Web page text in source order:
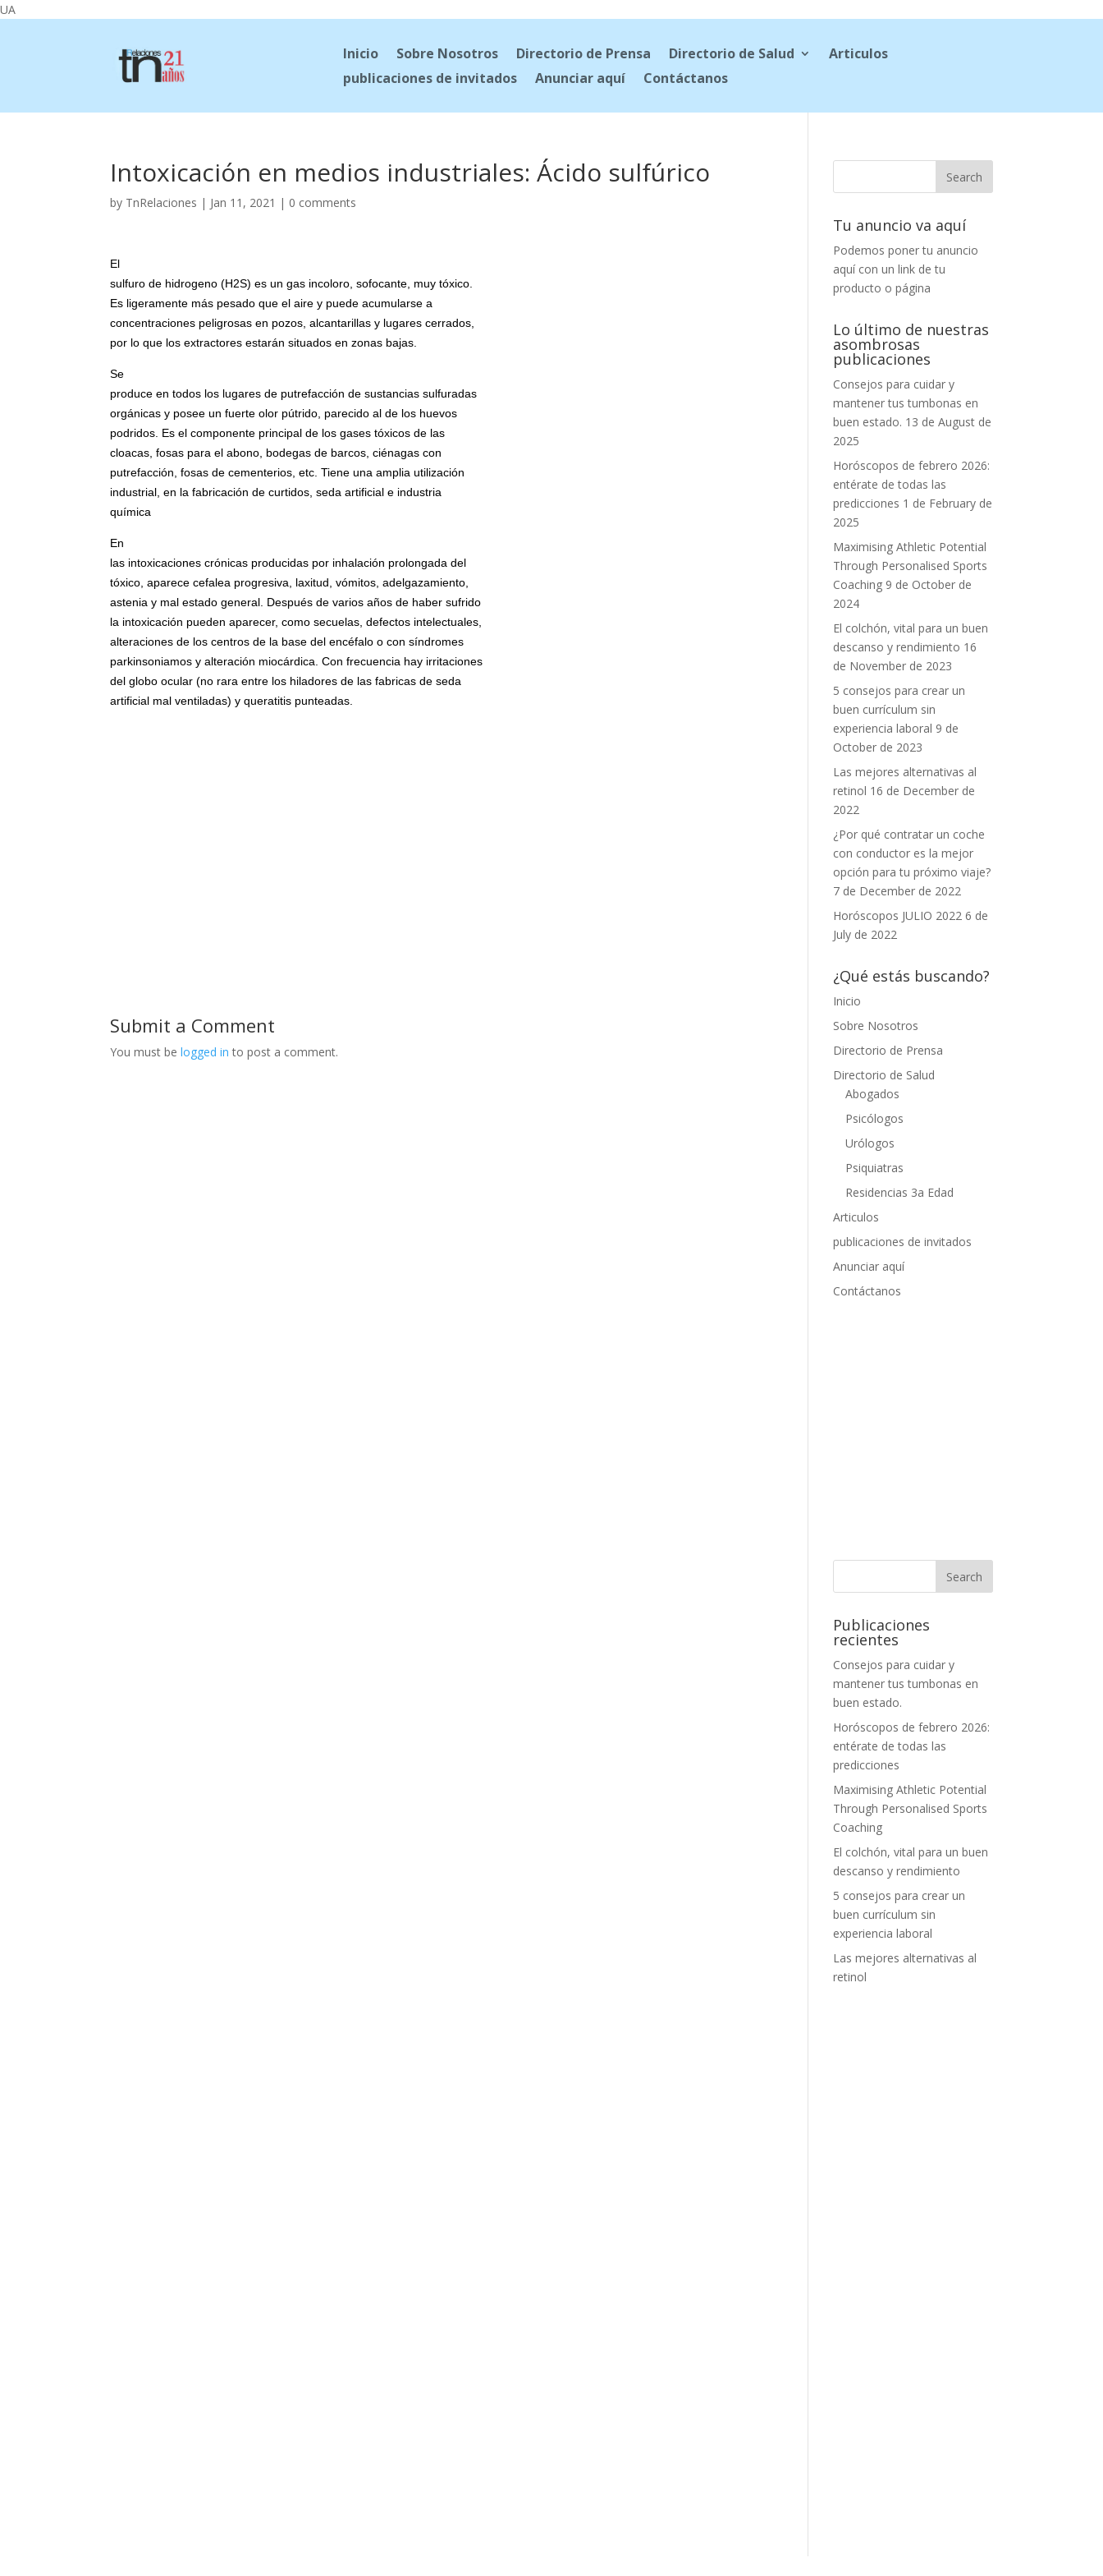
UA
Inicio Sobre Nosotros Directorio de Prensa Directorio de Salud
Articulos
publicaciones de invitados
Anunciar aquí Contáctanos
Intoxicación en medios industriales: Ácido sulfúrico
by TnRelaciones | Jan 11, 2021 | 0 comments
El
sulfuro de hidrogeno (H2S) es un gas incoloro, sofocante, muy tóxico.
Es ligeramente más pesado que el aire y puede acumularse a
concentraciones peligrosas en pozos, alcantarillas y lugares cerrados,
por lo que los extractores estarán situados en zonas bajas.
Se
produce en todos los lugares de putrefacción de sustancias sulfuradas
orgánicas y posee un fuerte olor pútrido, parecido al de los huevos
podridos. Es el componente principal de los gases tóxicos de las
cloacas, fosas para el abono, bodegas de barcos, ciénagas con
putrefacción, fosas de cementerios, etc. Tiene una amplia utilización
industrial, en la fabricación de curtidos, seda artificial e industria
química
En
las intoxicaciones crónicas producidas por inhalación prolongada del
tóxico, aparece cefalea progresiva, laxitud, vómitos, adelgazamiento,
astenia y mal estado general. Después de varios años de haber sufrido
la intoxicación pueden aparecer, como secuelas, defectos intelectuales,
alteraciones de los centros de la base del encéfalo o con síndromes
parkinsoniamos y alteración miocárdica. Con frecuencia hay irritaciones
del globo ocular (no rara entre los hiladores de las fabricas de seda
artificial mal ventiladas) y queratitis punteadas.
Submit a Comment
You must belogged in to post a comment.
Tu anuncio va aquí
Podemos poner tu anuncio
aquí con un link de tu
producto o página
Lo último de nuestras
asombrosas
publicaciones
Consejos para cuidar y
mantener tus tumbonas en
buen estado. 13 de August de
2025
Horóscopos de febrero 2026:
entérate de todas las
predicciones 1 de February de
2025
Maximising Athletic Potential
Through Personalised Sports
Coaching 9 de October de
2024
El colchón, vital para un buen
descanso y rendimiento 16
de November de 2023
5 consejos para crear un
buen currículum sin
experiencia laboral 9 de
October de 2023
Las mejores alternativas al
retinol 16 de December de
2022
¿Por qué contratar un coche
con conductor es la mejor
opción para tu próximo viaje?
7 de December de 2022
Horóscopos JULIO 2022 6 de
July de 2022
¿Qué estás buscando?
Inicio
Sobre Nosotros
Directorio de Prensa
Directorio de Salud
Abogados
Psicólogos
Urólogos
Psiquiatras
Residencias 3a Edad
Articulos
publicaciones de invitados
Anunciar aquí
Contáctanos
Publicaciones
recientes
Consejos para cuidar y
mantener tus tumbonas en
buen estado.
Horóscopos de febrero 2026:
entérate de todas las
predicciones
Maximising Athletic Potential
Through Personalised Sports
Coaching
El colchón, vital para un buen
descanso y rendimiento
5 consejos para crear un
buen currículum sin
experiencia laboral
Las mejores alternativas al
retinol